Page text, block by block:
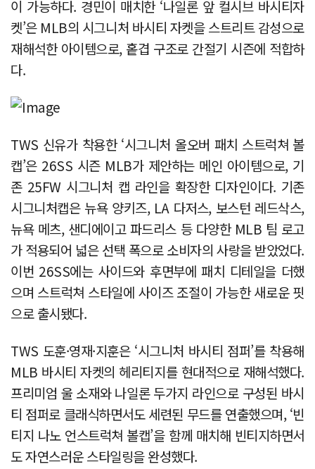
이 가능하다. 경민이 매치한 ‘나일론 앞 컬시브 바시티자
켓’은 MLB의 시그니처 바시티 자켓을 스트리트 감성으로
재해석한 아이템으로, 홑겹 구조로 간절기 시즌에 적합하
다.
TWS 신유가 착용한 ‘시그니처 올오버 패치 스트럭쳐 볼
캡’은 26SS 시즌 MLB가 제안하는 메인 아이템으로, 기
존 25FW 시그니처 캡 라인을 확장한 디자인이다. 기존
시그니처캡은 뉴욕 양키즈, LA 다저스, 보스턴 레드삭스,
뉴욕 메츠, 샌디에이고 파드리스 등 다양한 MLB 팀 로고
가 적용되어 넓은 선택 폭으로 소비자의 사랑을 받았었다.
이번 26SS에는 사이드와 후면부에 패치 디테일을 더했
으며 스트럭쳐 스타일에 사이즈 조절이 가능한 새로운 핏
으로 출시됐다.
TWS 도훈·영재·지훈은 ‘시그니처 바시티 점퍼’를 착용해
MLB 바시티 자켓의 헤리티지를 현대적으로 재해석했다.
프리미엄 울 소재와 나일론 두가지 라인으로 구성된 바시
티 점퍼로 클래식하면서도 세련된 무드를 연출했으며, ‘빈
티지 나노 언스트럭쳐 볼캡’을 함께 매치해 빈티지하면서
도 자연스러운 스타일링을 완성했다.